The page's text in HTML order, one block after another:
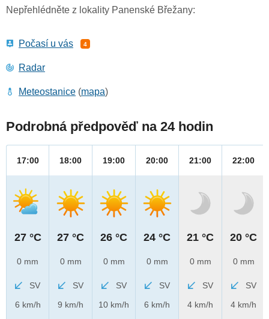
Nepřehlédněte z lokality Panenské Břežany:
Počasí u vás 4
Radar
Meteostanice (mapa)
Podrobná předpověď na 24 hodin
17:00
27 °C
0 mm
SV
6 km/h
18:00
27 °C
0 mm
SV
9 km/h
19:00
26 °C
0 mm
SV
10 km/h
20:00
24 °C
0 mm
SV
6 km/h
21:00
21 °C
0 mm
SV
4 km/h
22:00
20 °C
0 mm
SV
4 km/h